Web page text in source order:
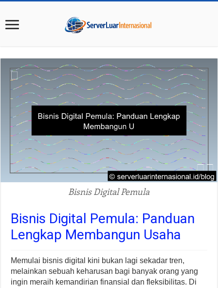
Bisnis Digital Pemula
Bisnis Digital Pemula: Panduan
Lengkap Membangun Usaha
Memulai bisnis digital kini bukan lagi sekadar tren,
melainkan sebuah keharusan bagi banyak orang yang
ingin meraih kemandirian finansial dan fleksibilitas. Di